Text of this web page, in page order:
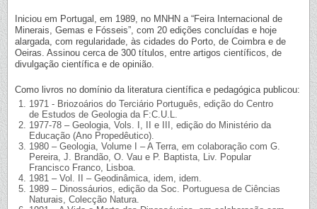
Iniciou em Portugal, em 1989, no MNHN a “Feira Internacional de
Minerais, Gemas e Fósseis”, com 20 edições concluídas e hoje
alargada, com regularidade, às cidades do Porto, de Coimbra e de
Oeiras. Assinou cerca de 300 títulos, entre artigos científicos, de
divulgação científica e de opinião.
Como livros no domínio da literatura científica e pedagógica publicou:
1971 - Briozoários do Terciário Português, edição do Centro
de Estudos de Geologia da F:C.U.L.
1977-78 – Geologia, Vols. I, II e III, edição do Ministério da
Educação (Ano Propedêutico).
1980 – Geologia, Volume I – A Terra, em colaboração com G.
Pereira, J. Brandão, O. Vau e P. Baptista, Liv. Popular
Francisco Franco, Lisboa.
1981 – Vol. II – Geodinâmica, idem, idem.
1989 – Dinossáurios, edição da Soc. Portuguesa de Ciências
Naturais, Colecção Natura.